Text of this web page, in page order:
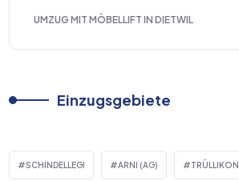
UMZUG MIT MÖBELLIFT IN DIETWIL
Einzugsgebiete
SCHINDELLEGI ARNI (AG) TRÜLLIKON